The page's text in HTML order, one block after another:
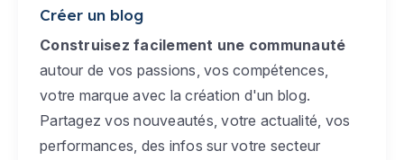
Créer un blog
Construisez facilement une communauté
autour de vos passions, vos compétences,
votre marque avec la création d'un blog.
Partagez vos nouveautés, votre actualité, vos
performances, des infos sur votre secteur